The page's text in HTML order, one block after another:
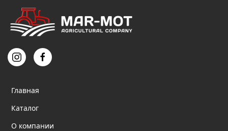
Главная
Каталог
О компании